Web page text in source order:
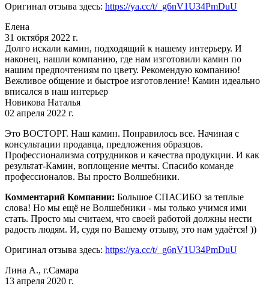
Оригинал отзыва здесь: https://ya.cc/t/_g6nV1U34PmDuU
Елена
31 октября 2022 г.
Долго искали камин, подходящий к нашему интерьеру. И
наконец, нашли компанию, где нам изготовили камин по
нашим предпочтениям по цвету. Рекомендую компанию!
Вежливое общение и быстрое изготовление! Камин идеально
вписался в наш интерьер
Новикова Наталья
02 апреля 2022 г.
Это ВОСТОРГ. Наш камин. Понравилось все. Начиная с
консультации продавца, предложения образцов.
Профессионализма сотрудников и качества продукции. И как
результат-Камин, воплощение мечты. Спасибо команде
профессионалов. Вы просто Волшебники.
Комментарий Компании: Большое СПАСИБО за теплые
слова! Но мы ещё не Волшебники - мы только учимся ими
стать. Просто мы считаем, что своей работой должны нести
радость людям. И, судя по Вашему отзыву, это нам удаётся! ))
Оригинал отзыва здесь: https://ya.cc/t/_g6nV1U34PmDuU
Лина А., г.Самара
13 апреля 2020 г.